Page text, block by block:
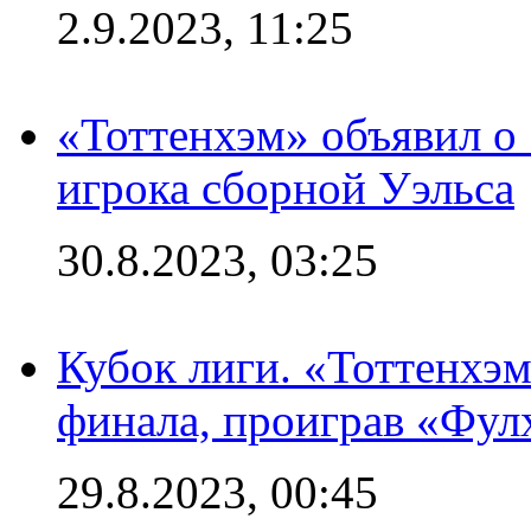
2.9.2023, 11:25
«Тоттенхэм» объявил
игрока сборной Уэльса
30.8.2023, 03:25
Кубок лиги.
финала, проиграв
29.8.2023, 00:45